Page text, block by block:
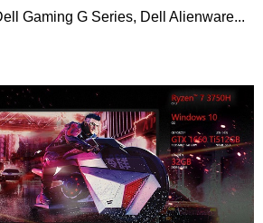
Gaming G Series, Dell Alienware...